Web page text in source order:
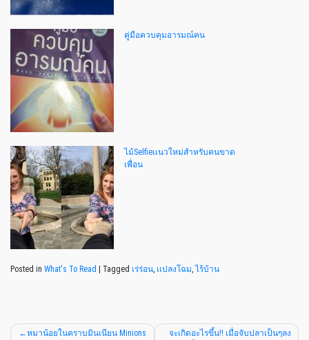
คู่มือควบคุมอารมณ์คน
ไม้Selfieเเนวใหม่สำหรับคนขาด
เพื่อน
Posted in What's To Read Tagged เร่ร่อน, เเปลงโฉม, ไร้บ้าน
หมาน้อยในคราบมินเนียน Minions
จะเกิดอะไรขึ้น!! เมื่อจับปลาเป็นๆลง